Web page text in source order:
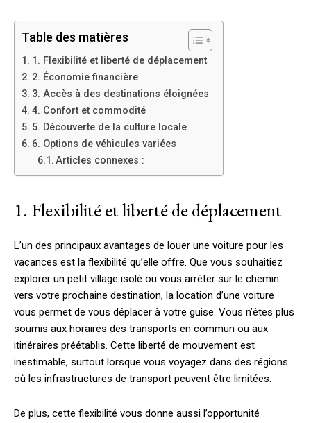
Table des matières
1. Flexibilité et liberté de déplacement
2. Économie financière
3. Accès à des destinations éloignées
4. Confort et commodité
5. Découverte de la culture locale
6. Options de véhicules variées
Articles connexes :
1. Flexibilité et liberté de déplacement
L’un des principaux avantages de louer une voiture pour les
vacances est la flexibilité qu’elle offre. Que vous souhaitiez
explorer un petit village isolé ou vous arrêter sur le chemin
vers votre prochaine destination, la location d’une voiture
vous permet de vous déplacer à votre guise. Vous n’êtes plus
soumis aux horaires des transports en commun ou aux
itinéraires préétablis. Cette liberté de mouvement est
inestimable, surtout lorsque vous voyagez dans des régions
où les infrastructures de transport peuvent être limitées.
De plus, cette flexibilité vous donne aussi l’opportunité